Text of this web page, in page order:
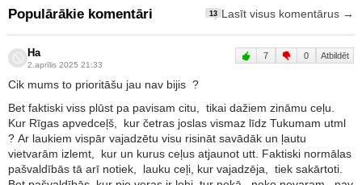
Populārākie komentāri 13 Lasīt visus komentārus →
Ha
2.aprīlis 2025 21:33
7 0 Atbildēt
Cik mums to prioritāšu jau nav bijis ?
Bet faktiski viss plūst pa pavisam citu, tikai dažiem zināmu ceļu.
Kur Rīgas apvedceļš, kur četras joslas vismaz līdz Tukumam utml
? Ar laukiem vispār vajadzētu visu risināt savādāk un ļautu
vietvarām izlemt, kur un kurus ceļus atjaunot utt. Faktiski normālas
pašvaldībās tā arī notiek, lauku ceļi, kur vajadzēja, tiek sakārtoti.